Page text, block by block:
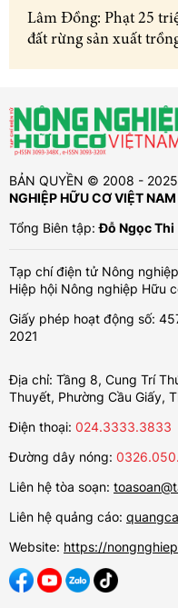
Lâm Đồng: Phạt 25
đất rừng sản xuất
BẢN QUYỀN © 2008 - 2025
NGHIỆP HỮU CƠ VIỆT NAM
Tổng Biên tập:Đỗ Ngọc Thi
Tạp chí điện tử Nông
Hiệp hội Nông nghiệp Hữu
Giấy phép hoạt động số:
2021
Địa chỉ: Tầng 8, Cung Trí
Thuyết, Phường Cầu Giấy,
Điện thoại: 024.3333.3833
Đường dây nóng:
Liên hệ tòa soạn:
Liên hệ quảng cáo:
Website: https://